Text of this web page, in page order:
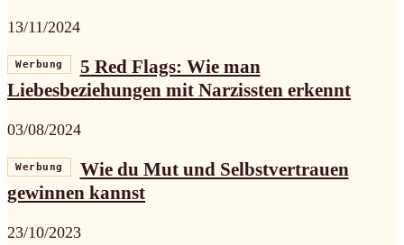
13/11/2024
Werbung
5 Red Flags: Wie man
Liebesbeziehungen mit Narzissten erkennt
03/08/2024
Werbung
Wie du Mut und Selbstvertrauen
gewinnen kannst
23/10/2023